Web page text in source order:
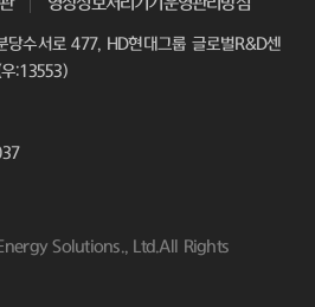
당수서로 477, HD현대그룹 글로벌R&D센
:13553)
Solutions., Ltd.All Rights